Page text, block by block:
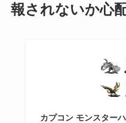
報されないか心
カプコン モンスター